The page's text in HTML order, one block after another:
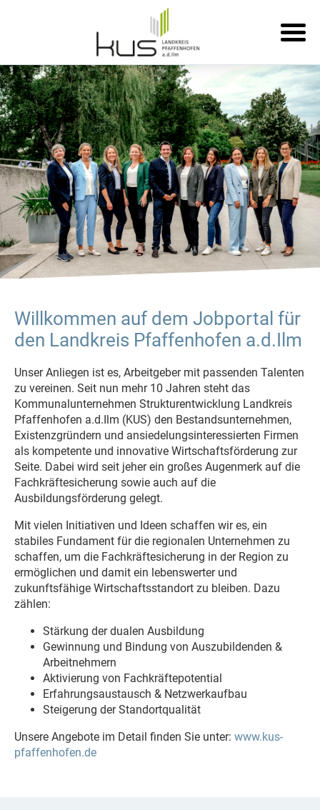
Willkommen auf dem Jobportal für
den Landkreis Pfaffenhofen a.d.Ilm
Unser Anliegen ist es, Arbeitgeber mit passenden Talenten
zu vereinen. Seit nun mehr 10 Jahren steht das
Kommunalunternehmen Strukturentwicklung Landkreis
Pfaffenhofen a.d.Ilm (KUS) den Bestandsunternehmen,
Existenzgründern und ansiedelungsinteressierten Firmen
als kompetente und innovative Wirtschaftsförderung zur
Seite. Dabei wird seit jeher ein großes Augenmerk auf die
Fachkräftesicherung sowie auch auf die
Ausbildungsförderung gelegt.
Mit vielen Initiativen und Ideen schaffen wir es, ein
stabiles Fundament für die regionalen Unternehmen zu
schaffen, um die Fachkräftesicherung in der Region zu
ermöglichen und damit ein lebenswerter und
zukunftsfähige Wirtschaftsstandort zu bleiben. Dazu
zählen:
Stärkung der dualen Ausbildung
Gewinnung und Bindung von Auszubildenden &
Arbeitnehmern
Aktivierung von Fachkräftepotential
Erfahrungsaustausch & Netzwerkaufbau
Steigerung der Standortqualität
Unsere Angebote im Detail finden Sie unter: www.kus-
pfaffenhofen.de